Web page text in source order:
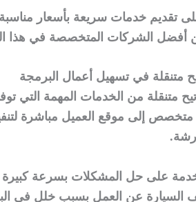
تقديم خدمات سريعة بأسعار مناسبة
أفضل الشركات المتخصصة في هذا
متنقلة في تسهيل أعمال البرمجة
متنقلة من الخدمات المهمة التي
إلى موقع العميل مباشرة
على حل المشكلات بسرعة كبيرة
السيارة عن العمل بسبب خلل في